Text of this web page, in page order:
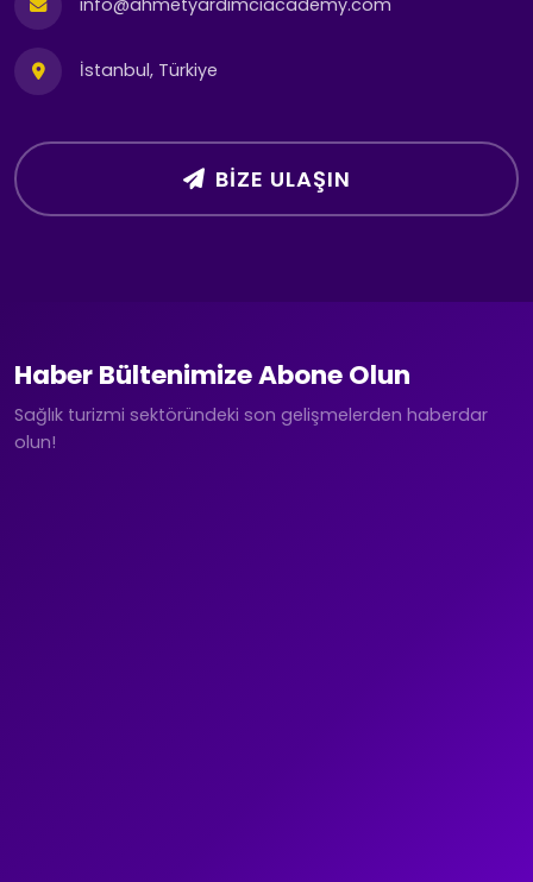
info@ahmetyardimciacademy.com
İstanbul, Türkiye
BIZE ULAŞIN
Haber Bültenimize Abone Olun
Sağlık turizmi sektöründeki son gelişmelerden haberdar
olun!